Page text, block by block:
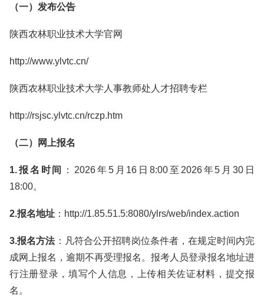
（一）发布公告
陕西农林职业技术大学官网
http://www.ylvtc.cn/
陕西农林职业技术大学人事教师处人才招聘专栏
http://rsjsc.ylvtc.cn/rczp.htm
（二）网上报名
1.报名时间
：2026年5月16日8:00至2026年5月30日
18:00。
2.报名地址 ：http://1.85.51.5:8080/ylrs/web/index.action
3.报名方法：凡符合公开招聘岗位条件者，在规定时间内完
成网上报名，逾期不再受理报名。报考人员登录报名地址进
行注册登录，填写个人信息，上传相关佐证材料，提交报
名。